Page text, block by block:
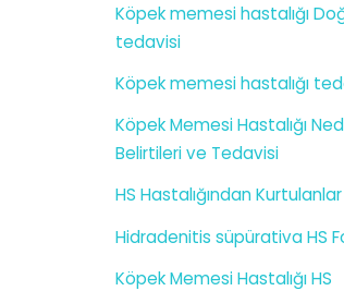
Köpek memesi hastalığı
tedavisi
Köpek memesi hastalığı
Köpek Memesi Hastalığı
Belirtileri ve Tedavisi
HS Hastalığından Kurtulanlar
Hidradenitis süpürativa HS
Köpek Memesi Hastalığı HS